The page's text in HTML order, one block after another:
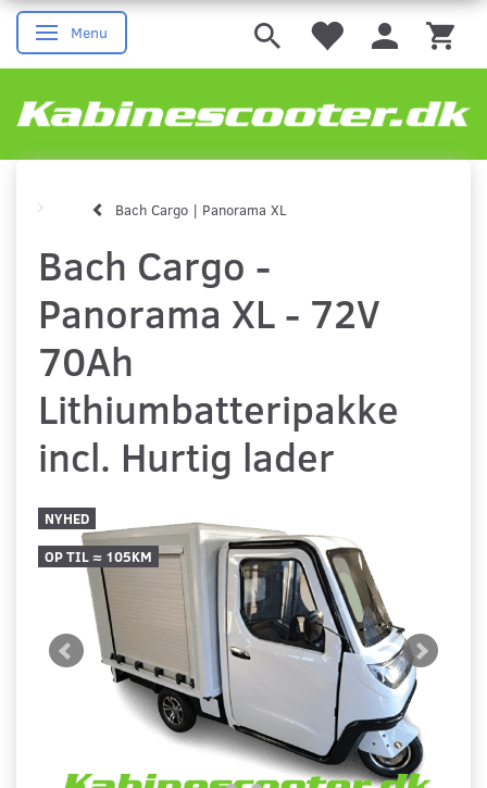
Skifte navigation
Menu
Bach Cargo | Panorama XL
Bach Cargo -
Panorama XL - 72V
70Ah
Lithiumbatteripakke
incl. Hurtig lader
NYHED
OP TIL ≈ 105KM